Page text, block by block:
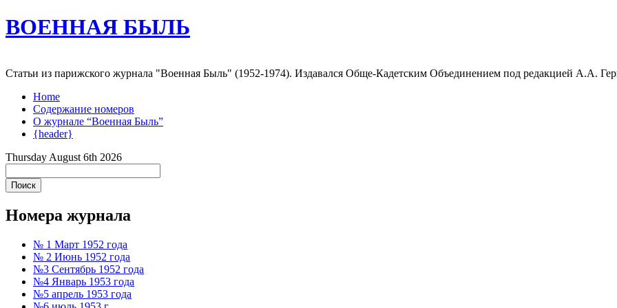
ВОЕННАЯ БЫЛЬ
Статьи из парижского журнала "Военная Быль" (1952-1974). Издавался Обще-Кадетским Объединением под редакцией А.А.
Home
Содержание номеров
О журнале “Военная Быль”
{header}
Thursday August 6th 2026
Номера журнала
№ 1 Март 1952 года
№ 2 Июнь 1952 года
№3 Сентябрь 1952 года
№4 Январь 1953 года
№5 апрель 1953 года